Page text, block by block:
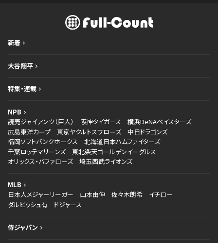
新着
大谷翔平
特集・連載
NPB
読売ジャイアンツ（巨人）
阪神タイガース
横浜DeNAベイスターズ
広島東洋カープ
東京ヤクルトスワローズ
中日ドラゴンズ
福岡ソフトバンクホークス
北海道日本ハムファイターズ
千葉ロッテマリーンズ
東北楽天ゴールデンイーグルス
オリックス・バファローズ
埼玉西武ライオンズ
MLB
日本人メジャーリーガー
山本由伸 佐々木朗希
イチロー
ダルビッシュ有
ドジャース
侍ジャパン